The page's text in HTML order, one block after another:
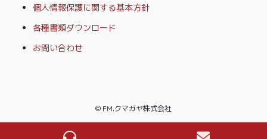
個人情報保護に関する基本方針
各種書類ダウンロード
お問い合わせ
© FM.クマガヤ株式会社